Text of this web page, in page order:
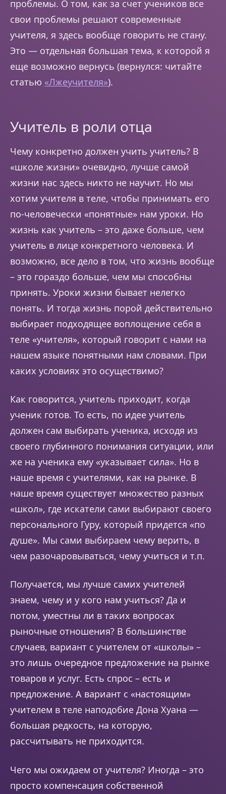
проблемы. О том, как за счет учеников все
свои проблемы решают современные
учителя, я здесь вообще говорить не стану.
Это — отдельная большая тема, к которой я
еще возможно вернусь (вернулся: читайте
статью «Лжеучителя»).
Учитель в роли отца
Чему конкретно должен учить учитель? В
«школе жизни» очевидно, лучше самой
жизни нас здесь никто не научит. Но мы
хотим учителя в теле, чтобы принимать его
по-человечески «понятные» нам уроки. Но
жизнь как учитель – это даже больше, чем
учитель в лице конкретного человека. И
возможно, все дело в том, что жизнь вообще
– это гораздо больше, чем мы способны
принять. Уроки жизни бывает нелегко
понять. И тогда жизнь порой действительно
выбирает подходящее воплощение себя в
теле «учителя», который говорит с нами на
нашем языке понятными нам словами. При
каких условиях это осуществимо?
Как говорится, учитель приходит, когда
ученик готов. То есть, по идее учитель
должен сам выбирать ученика, исходя из
своего глубинного понимания ситуации, или
же на ученика ему «указывает сила». Но в
наше время с учителями, как на рынке. В
наше время существует множество разных
«школ», где искатели сами выбирают своего
персонального Гуру, который придется «по
душе». Мы сами выбираем чему верить, в
чем разочаровываться, чему учиться и т.п.
Получается, мы лучше самих учителей
знаем, чему и у кого нам учиться? Да и
потом, уместны ли в таких вопросах
рыночные отношения? В большинстве
случаев, вариант с учителем от «школы» –
это лишь очередное предложение на рынке
товаров и услуг. Есть спрос – есть и
предложение. А вариант с «настоящим»
учителем в теле наподобие Дона Хуана —
большая редкость, на которую,
рассчитывать не приходится.
Чего мы ожидаем от учителя? Иногда – это
просто компенсация собственной